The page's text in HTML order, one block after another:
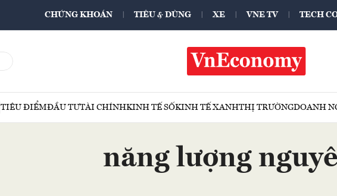
CHỨNG KHOÁN TIÊU & DÙNG XE VNE TV TECH
TIÊU ĐIỂMĐẦU TƯTÀI CHÍNHKINH TẾ SỐKINH TẾ XANHTHỊ TRƯỜNGDOANH
năng lượng